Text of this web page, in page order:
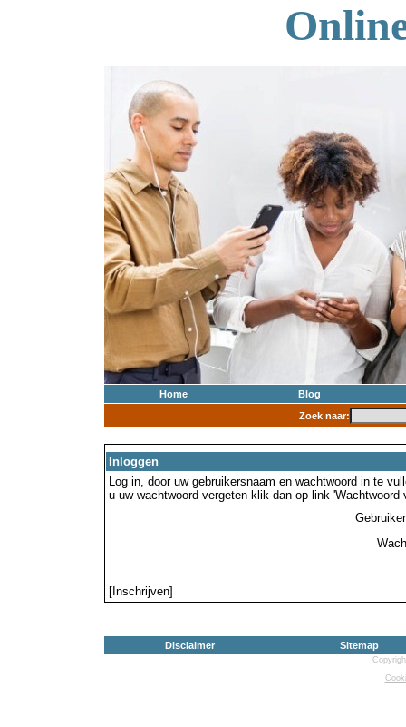
Home
Blog
Zoek naar:
Inloggen
Log in, door uw gebruikersnaam en wachtwoord in te
u uw wachtwoord vergeten klik dan op link 'Wachtwoord
[Inschrijven]
Disclaimer Sitemap